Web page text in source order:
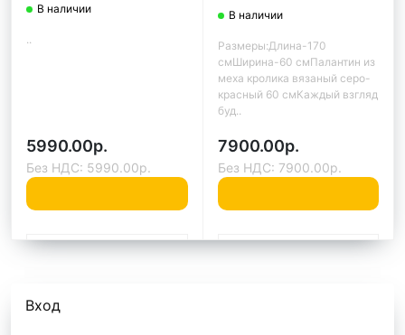
В наличии
5990.00р.
Без НДС: 5990.00р.
Быстрый заказ
В наличии
Размеры:Длина-170
смШирина-60 смПалантин из
меха кролика вязаный серо-
красный 60 смКаждый взгляд
буд..
7900.00р.
Без НДС: 7900.00р.
Вход